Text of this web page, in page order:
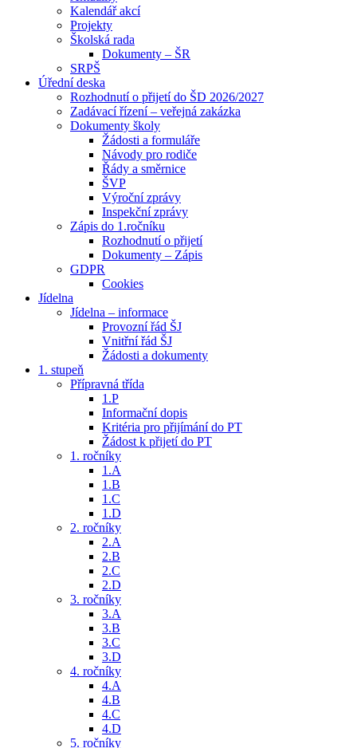
Kalendář akcí
Projekty
Školská rada
Dokumenty – ŠR
SRPŠ
Úřední deska
Rozhodnutí o přijetí do ŠD 2026/2027
Zadávací řízení – veřejná zakázka
Dokumenty školy
Žádosti a formuláře
Návody pro rodiče
Řády a směrnice
ŠVP
Výroční zprávy
Inspekční zprávy
Zápis do 1.ročníku
Rozhodnutí o přijetí
Dokumenty – Zápis
GDPR
Cookies
Jídelna
Jídelna – informace
Provozní řád ŠJ
Vnitřní řád ŠJ
Žádosti a dokumenty
1. stupeň
Přípravná třída
1.P
Informační dopis
Kritéria pro přijímání do PT
Žádost k přijetí do PT
1. ročníky
1.A
1.B
1.C
1.D
2. ročníky
2.A
2.B
2.C
2.D
3. ročníky
3.A
3.B
3.C
3.D
4. ročníky
4.A
4.B
4.C
4.D
5. ročníky